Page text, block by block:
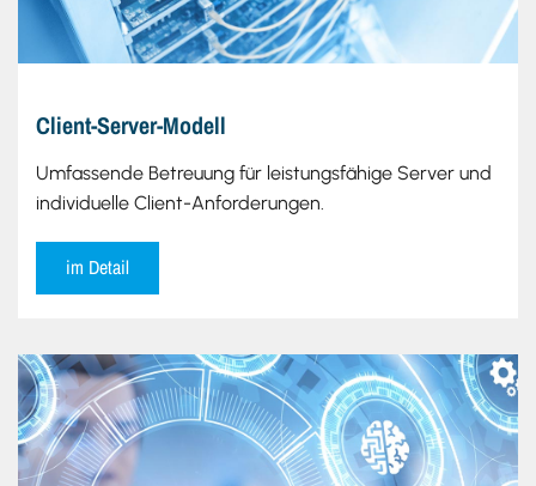
Client-Server-Modell
Umfassende Betreuung für leistungsfähige Server und
individuelle Client-Anforderungen.
im Detail